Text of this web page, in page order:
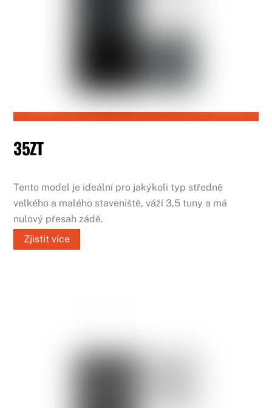
35ZT
Tento model je ideální pro jakýkoli typ středně
velkého a malého staveniště, váží 3,5 tuny a má
nulový přesah zádě.
Zjistit více